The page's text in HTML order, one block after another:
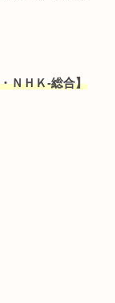
ＮＨＫ-総合】